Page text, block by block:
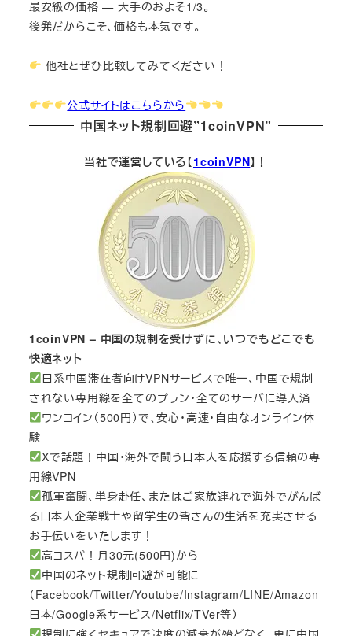
最安級の価格 — 大手のおよそ1/3。
後発だからこそ、価格も本気です。
他社とぜひ比較してみてください！
公式サイトはこちらから
中国ネット規制回避”1coinVPN”
当社で運営している【1coinVPN】！
1coinVPN – 中国の規制を受けずに、いつでもどこでも
快適ネット
日系中国滞在者向けVPNサービスで唯一、中国で規制
されない専用線を全てのプラン・全てのサーバに導入済
ワンコイン（500円）で、安心・高速・自由なオンライン体
験
Xで話題！中国・海外で闘う日本人を応援する信頼の専
用線VPN
孤軍奮闘、単身赴任、またはご家族連れで海外でがんば
る日本人企業戦士や留学生の皆さんの生活を充実させる
お手伝いをいたします！
高コスパ！月30元(500円)から
中国のネット規制回避が可能に
（Facebook/Twitter/Youtube/Instagram/LINE/Amazon
日本/Google系サービス/Netflix/TVer等）